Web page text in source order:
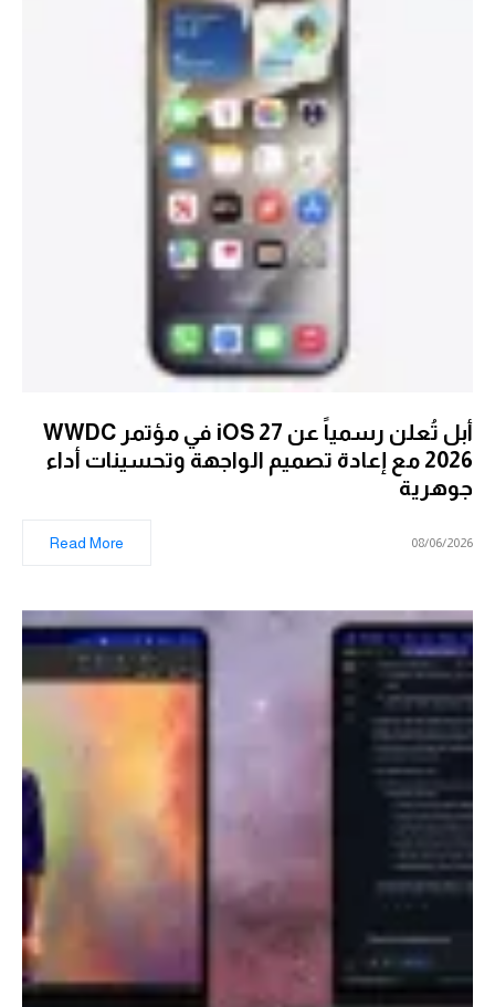
أبل تُعلن رسمياً عن iOS 27 في مؤتمر WWDC
2026 مع إعادة تصميم الواجهة وتحسينات أداء
جوهرية
08/06/2026
Read More